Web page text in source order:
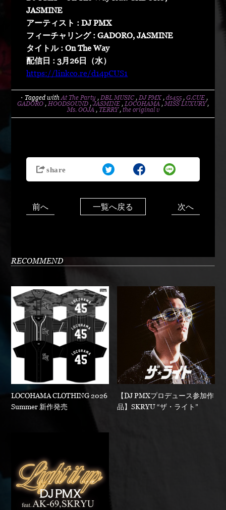
JASMINE
アーティスト : DJ PMX
フィーチャリング : GADORO, JASMINE
タイトル : On The Way
配信日 : 3月26日（水）
https://linkco.re/d14pCUS1
・Tagged with At The Party , DBL MUSIC , DJ PMX , ds455 , G.CUE ,
GADORO , HOODSOUND , JASMINE , LOCOHAMA , MISS LUXURY ,
Ms. OOJA , TERRY , the original v
前へ 一覧へ戻る 次へ
RECOMMEND
LOCOHAMA CLOTHING 2026
Summer 新作発売
【DJ PMXプロデュース参加作
品】SKRYU “ザ・ライト”